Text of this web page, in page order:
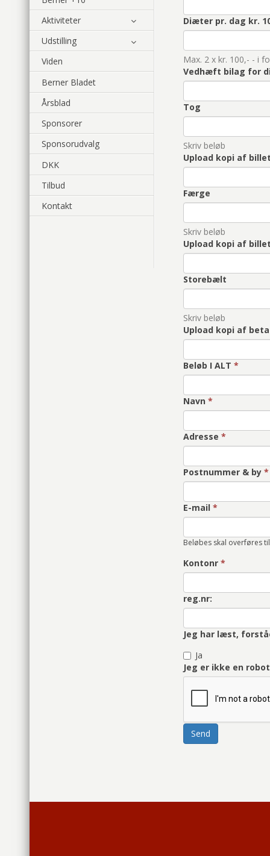
Aktiviteter
Udstilling
Viden
Berner Bladet
Årsblad
Sponsorer
Sponsorudvalg
DKK
Tilbud
Kontakt
Diæter pr. dag kr.
Max. 2 x kr. 100,- - i
Vedhæft bilag for
Tog
Skriv beløb
Upload kopi af
Færge
Skriv beløb
Upload kopi af
Storebælt
Skriv beløb
Upload kopi af
Beløb I ALT *
Navn *
Adresse *
Postnummer & by *
E-mail *
Beløbes skal overføres
Kontonr *
reg.nr:
Jeg har læst,
Ja
Jeg er ikke en
Send